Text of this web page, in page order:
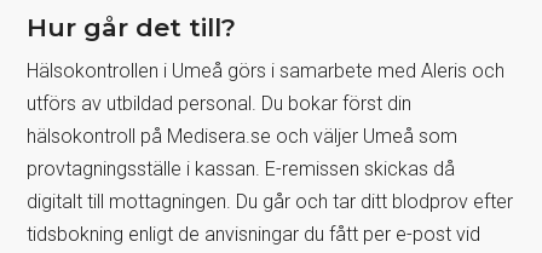
Hur går det till?
Hälsokontrollen i Umeå görs i samarbete med Aleris och
utförs av utbildad personal. Du bokar först din
hälsokontroll på Medisera.se och väljer Umeå som
provtagningsställe i kassan. E-remissen skickas då
digitalt till mottagningen. Du går och tar ditt blodprov efter
tidsbokning enligt de anvisningar du fått per e-post vid